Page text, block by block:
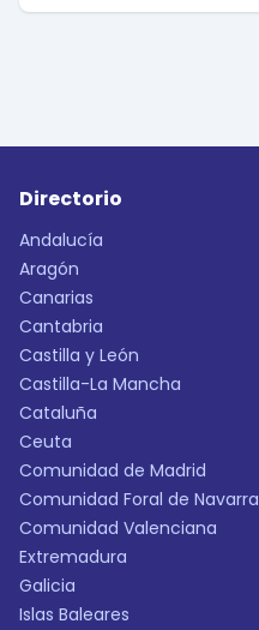
Directorio
Andalucía
Aragón
Canarias
Cantabria
Castilla y León
Castilla-La Mancha
Cataluña
Ceuta
Comunidad de Madrid
Comunidad Foral de Navarra
Comunidad Valenciana
Extremadura
Galicia
Islas Baleares